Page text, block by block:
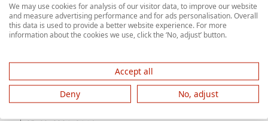
Siuntos kelias Daugiau informacijos
karto.
Mes perdavėme siuntą vežėjui. Sekimo numeris:
We may use cookies for analysis of our visitor data, to improve our website
and measure advertising performance and for ads personalisation. Overall
this data is used to provide a better website experience. For more
information about the cookies we use, click the ‘No, adjust’ button.
Accept all
Deny
No, adjust